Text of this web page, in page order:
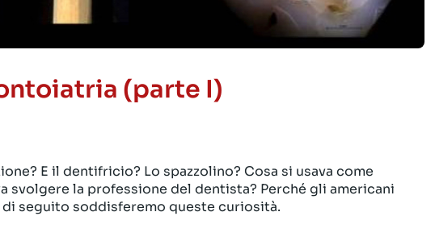
(parte I)
E il dentifricio? Lo spazzolino? Cosa si usava come
svolgere la professione del dentista? Perché gli americani
seguito soddisferemo queste curiosità.